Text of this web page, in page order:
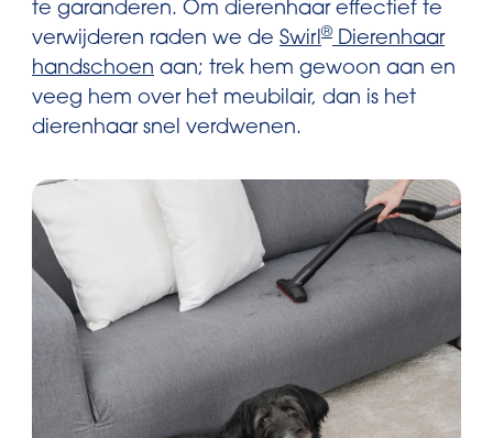
te garanderen. Om dierenhaar effectief te
verwijderen raden we de Swirl® Dierenhaar
handschoen aan; trek hem gewoon aan en
veeg hem over het meubilair, dan is het
dierenhaar snel verdwenen.